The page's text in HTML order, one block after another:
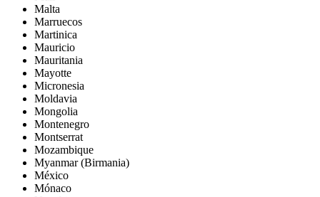
Malta
Marruecos
Martinica
Mauricio
Mauritania
Mayotte
Micronesia
Moldavia
Mongolia
Montenegro
Montserrat
Mozambique
Myanmar (Birmania)
México
Mónaco